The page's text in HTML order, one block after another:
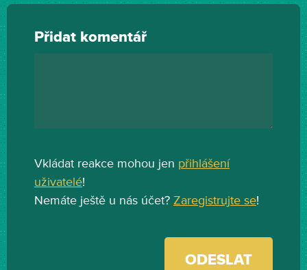
Přidat komentář
Vkládat reakce mohou jen přihlášení
uživatelé!
Nemáte ještě u nás účet? Zaregistrujte se!
ODESLAT